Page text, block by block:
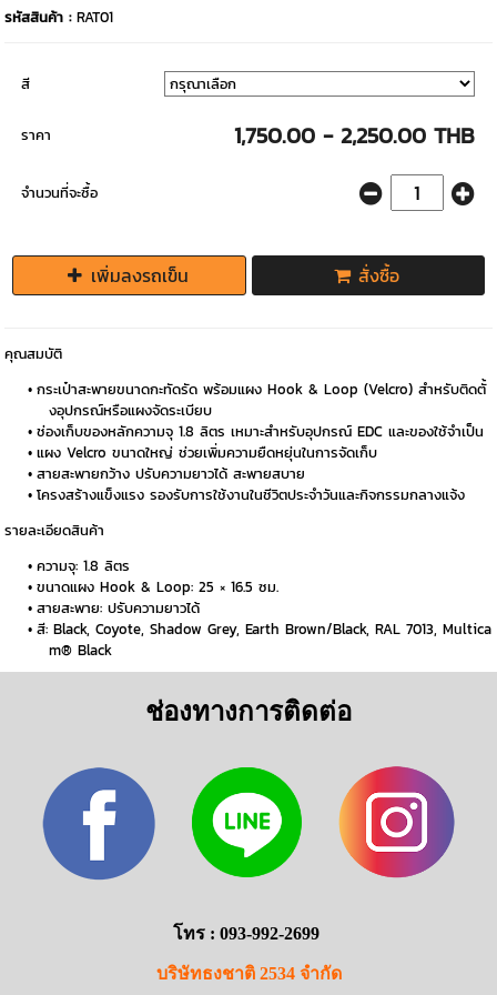
รหัสสินค้า :RAT01
สี
ราคา 1,750.00 - 2,250.00 THB
จำนวนที่จะซื้อ
เพิ่มลงรถเข็น สั่งซื้อ
คุณสมบัติ
กระเป๋าสะพายขนาดกะทัดรัด พร้อมแผง Hook & Loop (Velcro) สำหรับติดตั้
งอุปกรณ์หรือแผงจัดระเบียบ
ช่องเก็บของหลักความจุ 1.8 ลิตร เหมาะสำหรับอุปกรณ์ EDC และของใช้จำเป็น
แผง Velcro ขนาดใหญ่ ช่วยเพิ่มความยืดหยุ่นในการจัดเก็บ
สายสะพายกว้าง ปรับความยาวได้ สะพายสบาย
โครงสร้างแข็งแรง รองรับการใช้งานในชีวิตประจำวันและกิจกรรมกลางแจ้ง
รายละเอียดสินค้า
ความจุ: 1.8 ลิตร
ขนาดแผง Hook & Loop: 25 × 16.5 ซม.
สายสะพาย: ปรับความยาวได้
สี: Black, Coyote, Shadow Grey, Earth Brown/Black, RAL 7013, Multica
m® Black
ช่องทางการติดต่อ
โทร : 093-992-2699
บริษัทธงชาติ 2534 จำกัด